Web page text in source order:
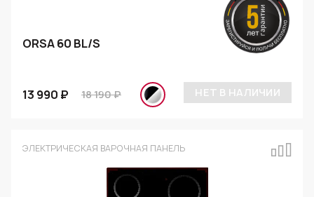
ORSA 60 BL/S
13 990 ₽ 18 190 ₽ НЕТ В НАЛИЧИИ
ЭЛЕКТРИЧЕСКАЯ ВАРОЧНАЯ ПАНЕЛЬ